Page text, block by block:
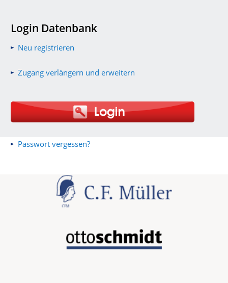
Login Datenbank
Neu registrieren
Zugang verlängern und erweitern
Passwort vergessen?